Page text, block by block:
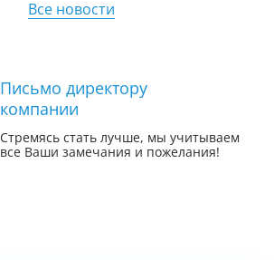
Все новости
Письмо директору
компании
Стремясь стать лучше, мы учитываем
все Ваши замечания и пожелания!